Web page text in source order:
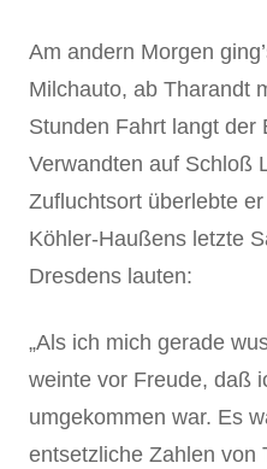
Am andern Morgen
Milchauto, ab Tharandt
Stunden Fahrt langt der
Verwandten auf Schloß
Zufluchtsort überlebte
Köhler-Haußens letzte
Dresdens lauten:
„Als ich mich gerade
weinte vor Freude, daß
umgekommen war. Es
entsetzliche Zahlen